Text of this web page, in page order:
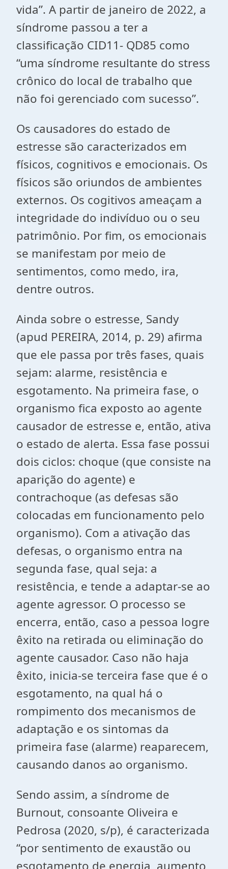
vida”. A partir de janeiro de 2022, a
síndrome passou a ter a
classificação CID11- QD85 como
“uma síndrome resultante do stress
crônico do local de trabalho que
não foi gerenciado com sucesso”.
Os causadores do estado de
estresse são caracterizados em
físicos, cognitivos e emocionais. Os
físicos são oriundos de ambientes
externos. Os cogitivos ameaçam a
integridade do indivíduo ou o seu
patrimônio. Por fim, os emocionais
se manifestam por meio de
sentimentos, como medo, ira,
dentre outros.
Ainda sobre o estresse, Sandy
(apud PEREIRA, 2014, p. 29) afirma
que ele passa por três fases, quais
sejam: alarme, resistência e
esgotamento. Na primeira fase, o
organismo fica exposto ao agente
causador de estresse e, então, ativa
o estado de alerta. Essa fase possui
dois ciclos: choque (que consiste na
aparição do agente) e
contrachoque (as defesas são
colocadas em funcionamento pelo
organismo). Com a ativação das
defesas, o organismo entra na
segunda fase, qual seja: a
resistência, e tende a adaptar-se ao
agente agressor. O processo se
encerra, então, caso a pessoa logre
êxito na retirada ou eliminação do
agente causador. Caso não haja
êxito, inicia-se terceira fase que é o
esgotamento, na qual há o
rompimento dos mecanismos de
adaptação e os sintomas da
primeira fase (alarme) reaparecem,
causando danos ao organismo.
Sendo assim, a síndrome de
Burnout, consoante Oliveira e
Pedrosa (2020, s/p), é caracterizada
“por sentimento de exaustão ou
esgotamento de energia, aumento